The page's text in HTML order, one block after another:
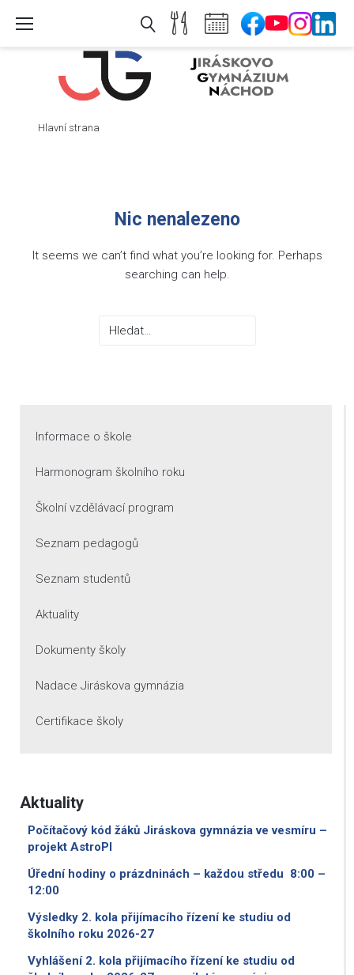
Hlavní strana
Nic nenalezeno
It seems we can’t find what you’re looking for. Perhaps
searching can help.
Search
Informace o škole
Harmonogram školního roku
Školní vzdělávací program
Seznam pedagogů
Seznam studentů
Aktuality
Dokumenty školy
Nadace Jiráskova gymnázia
Certifikace školy
Aktuality
Počítačový kód žáků Jiráskova gymnázia ve vesmíru –
projekt AstroPI
Úřední hodiny o prázdninách – každou středu 8:00 –
12:00
Výsledky 2. kola přijímacího řízení ke studiu od
školního roku 2026-27
Vyhlášení 2. kola přijímacího řízení ke studiu od